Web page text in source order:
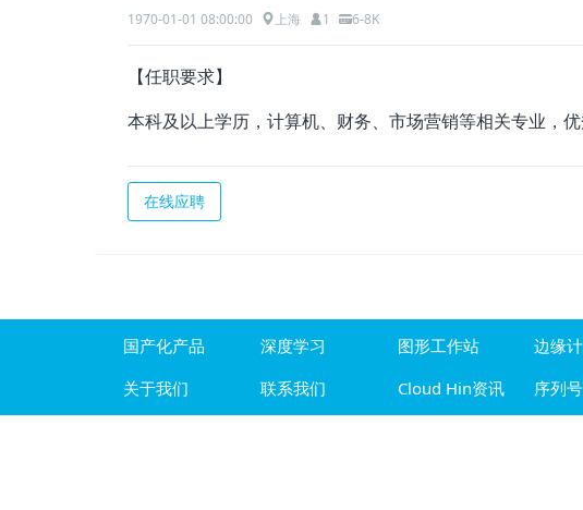
1970-01-01 08:00:00 上海 1 6-8K
【任职要求】
本科及以上学历，计算机、财务、市场营销等相关专业，优
在线应聘
国产化产品 深度学习 图形工作站 边缘
关于我们
联系我们 Cloud Hin资讯 序列